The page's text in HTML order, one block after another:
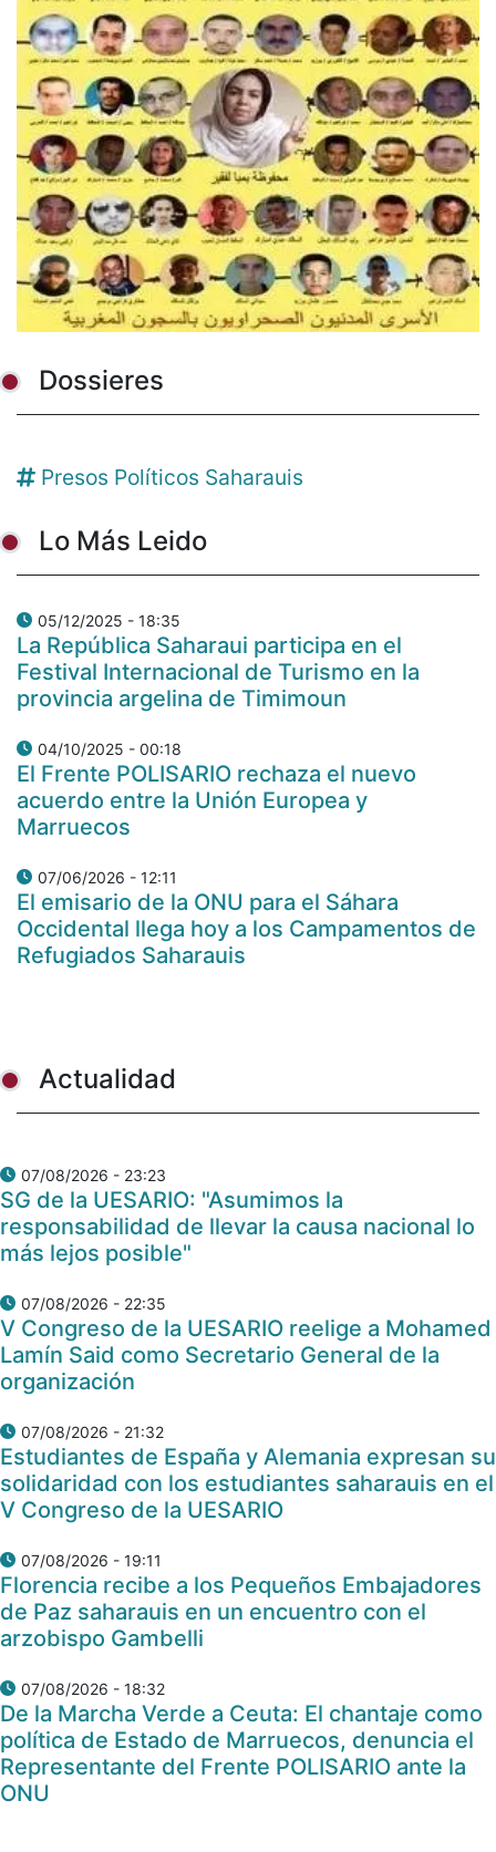
Dossieres
Presos Políticos Saharauis
Lo Más Leido
05/12/2025 - 18:35
La República Saharaui participa en el
Festival Internacional de Turismo en la
provincia argelina de Timimoun
04/10/2025 - 00:18
El Frente POLISARIO rechaza el nuevo
acuerdo entre la Unión Europea y
Marruecos
07/06/2026 - 12:11
El emisario de la ONU para el Sáhara
Occidental llega hoy a los Campamentos de
Refugiados Saharauis
Actualidad
07/08/2026 - 23:23
SG de la UESARIO: "Asumimos la
responsabilidad de llevar la causa nacional lo
más lejos posible"
07/08/2026 - 22:35
V Congreso de la UESARIO reelige a Mohamed
Lamín Said como Secretario General de la
organización
07/08/2026 - 21:32
Estudiantes de España y Alemania expresan su
solidaridad con los estudiantes saharauis en el
V Congreso de la UESARIO
07/08/2026 - 19:11
Florencia recibe a los Pequeños Embajadores
de Paz saharauis en un encuentro con el
arzobispo Gambelli
07/08/2026 - 18:32
De la Marcha Verde a Ceuta: El chantaje como
política de Estado de Marruecos, denuncia el
Representante del Frente POLISARIO ante la
ONU